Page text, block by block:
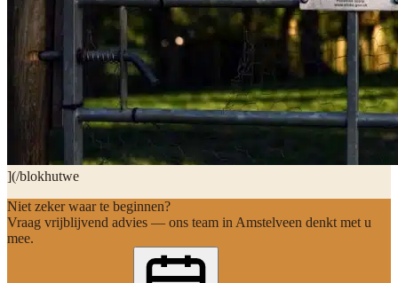
](/blokhutwe
Niet zeker waar te beginnen?
Vraag vrijblijvend advies — ons team in Amstelveen denkt met u
mee.